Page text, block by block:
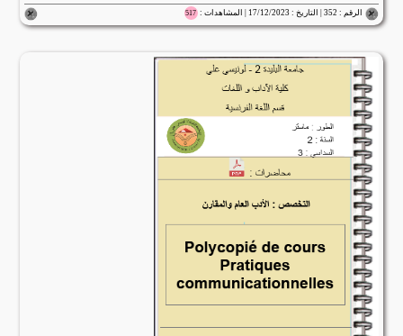
الرقم : 352 | التاريخ : 17/12/2023 | المشاهدات : 517